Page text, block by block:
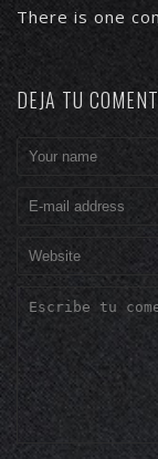
There is one
DEJA TU